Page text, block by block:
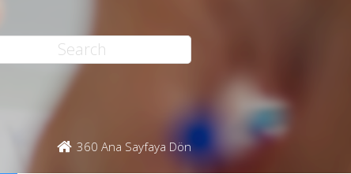
360 Ana Sayfaya Dön